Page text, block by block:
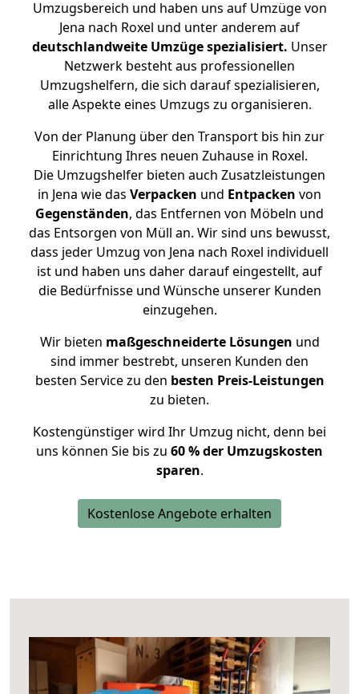
Umzugsbereich und haben uns auf Umzüge von
Jena nach Roxel und unter anderem auf
deutschlandweite Umzüge spezialisiert. Unser
Netzwerk besteht aus professionellen
Umzugshelfern, die sich darauf spezialisieren,
alle Aspekte eines Umzugs zu organisieren.
Von der Planung über den Transport bis hin zur
Einrichtung Ihres neuen Zuhause in Roxel.
Die Umzugshelfer bieten auch Zusatzleistungen
in Jena wie das Verpacken und Entpacken von
Gegenständen, das Entfernen von Möbeln und
das Entsorgen von Müll an. Wir sind uns bewusst,
dass jeder Umzug von Jena nach Roxel individuell
ist und haben uns daher darauf eingestellt, auf
die Bedürfnisse und Wünsche unserer Kunden
einzugehen.
Wir bieten maßgeschneiderte Lösungen und
sind immer bestrebt, unseren Kunden den
besten Service zu den besten Preis-Leistungen
zu bieten.
Kostengünstiger wird Ihr Umzug nicht, denn bei
uns können Sie bis zu 60 % der Umzugskosten
sparen.
Kostenlose Angebote erhalten